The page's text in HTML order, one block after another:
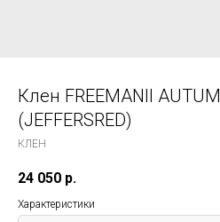
Клен FREEMANII
(JEFFERSRED)
КЛЕН
24 050 р.
Характеристики